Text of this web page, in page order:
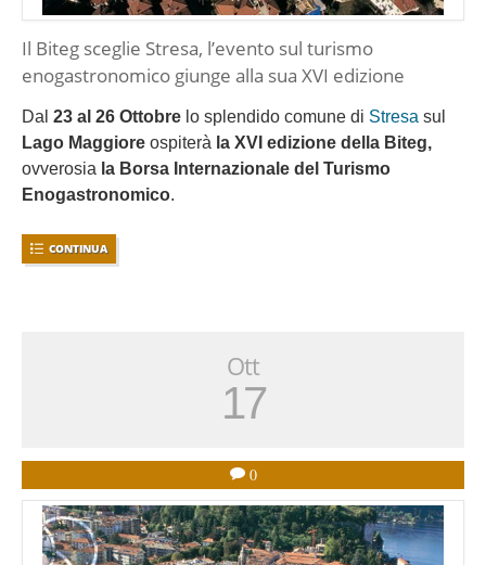
Il Biteg sceglie Stresa, l’evento sul turismo
enogastronomico giunge alla sua XVI edizione
Dal 23 al 26 Ottobre lo splendido comune di Stresa sul
Lago Maggiore ospiterà la XVI edizione della Biteg,
ovverosia la Borsa Internazionale del Turismo
Enogastronomico.
CONTINUA
Ott
17
0